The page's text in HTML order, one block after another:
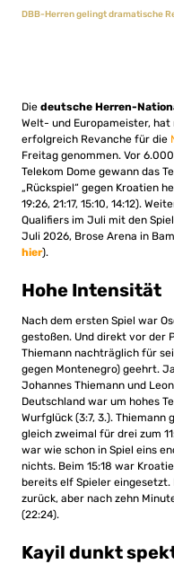
DBB-Herren gelingt dramatische
Die deutsche Herren-
Welt- und Europameister,
erfolgreich Revanche für die
Freitag genommen. Vor
Telekom Dome gewann das
„Rückspiel“ gegen Kroatien
19:26, 21:17, 15:10, 14:12).
Qualifiers im Juli mit den
Juli 2026, Brose Arena in
hier).
Hohe Intensität
Nach dem ersten Spiel war
gestoßen. Und direkt vor der
Thiemann nachträglich für
gegen Montenegro) geehrt.
Johannes Thiemann und
Deutschland war um hohes
Wurfglück (3:7, 3.).
gleich zweimal für drei zum
war wie schon in Spiel eins
nichts. Beim 15:18 war
bereits elf Spieler eingesetzt.
zurück, aber nach zehn
(22:24).
Kayil dunkt